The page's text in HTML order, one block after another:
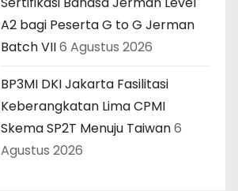
A2 bagi Peserta G to G Jerman
Batch VII6 Agustus 2026
BP3MI DKI Jakarta Fasilitasi
Keberangkatan Lima CPMI
Skema SP2T Menuju Taiwan6
Agustus 2026